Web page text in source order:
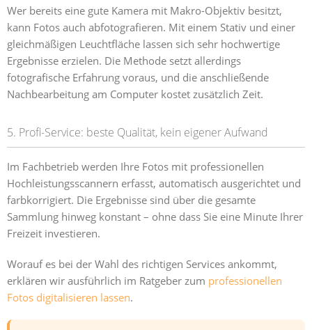
Wer bereits eine gute Kamera mit Makro-Objektiv besitzt,
kann Fotos auch abfotografieren. Mit einem Stativ und einer
gleichmäßigen Leuchtfläche lassen sich sehr hochwertige
Ergebnisse erzielen. Die Methode setzt allerdings
fotografische Erfahrung voraus, und die anschließende
Nachbearbeitung am Computer kostet zusätzlich Zeit.
5. Profi-Service: beste Qualität, kein eigener Aufwand
Im Fachbetrieb werden Ihre Fotos mit professionellen
Hochleistungsscannern erfasst, automatisch ausgerichtet und
farbkorrigiert. Die Ergebnisse sind über die gesamte
Sammlung hinweg konstant – ohne dass Sie eine Minute Ihrer
Freizeit investieren.
Worauf es bei der Wahl des richtigen Services ankommt,
erklären wir ausführlich im Ratgeber zum professionellen
Fotos digitalisieren lassen.